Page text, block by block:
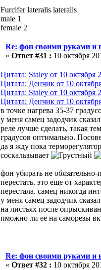
Furcifer lateralis lateralis
male 1
female 2
Re: фон своими руками и
« Ответ #31 : 10 октября
Цитата: Staley от 10 октября
Цитата: Денчик от 10
Цитата: Staley от 10 октября
Цитата: Денчик от 10
в точке нагрева 35-37
у меня самец задодчик
реле лучше сделать, такая
градусов оптимально.
да я жду пока
соскальзывает
фон убирать не
перестать. это еще от
перестала. самец никогда
у меня самец задодчик
на листьях после
пможно ли ее на саморезы
Re: фон своими руками и
« Ответ #32 : 10 октября